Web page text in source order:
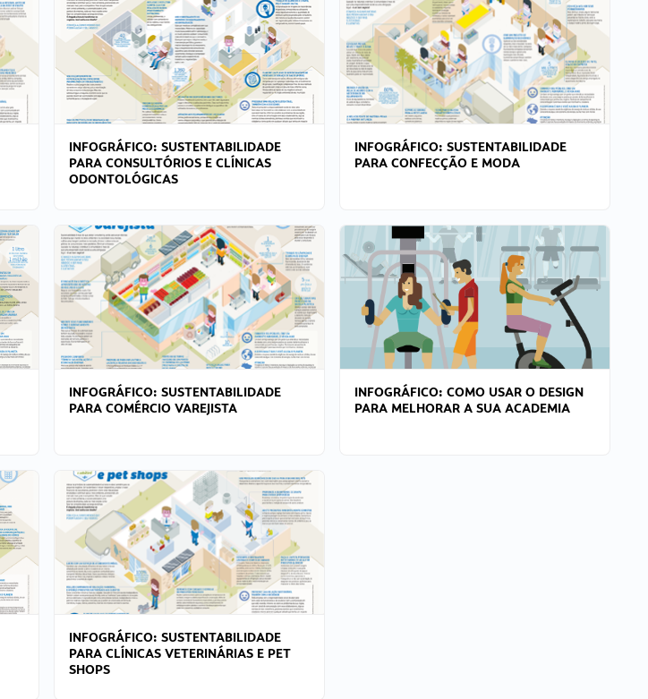
INFOGRÁFICO: SUSTENTABILIDADE
PARA CONSULTÓRIOS E CLÍNICAS
ODONTOLÓGICAS
INFOGRÁFICO: SUSTENTABILIDADE
PARA CONFECÇÃO E MODA
INFOGRÁFICO: SUSTENTABILIDADE
PARA COMÉRCIO VAREJISTA
INFOGRÁFICO: COMO USAR O DESIGN
PARA MELHORAR A SUA ACADEMIA
INFOGRÁFICO: SUSTENTABILIDADE
PARA CLÍNICAS VETERINÁRIAS E PET
SHOPS